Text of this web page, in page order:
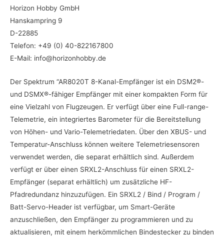
Horizon Hobby GmbH
Hanskampring 9
D-22885
Telefon: +49 (0) 40-822167800
E-Mail: info@horizonhobby.de
Der Spektrum “AR8020T 8-Kanal-Empfänger ist ein DSM2®-
und DSMX®-fähiger Empfänger mit einer kompakten Form für
eine Vielzahl von Flugzeugen. Er verfügt über eine Full-range-
Telemetrie, ein integriertes Barometer für die Bereitstellung
von Höhen- und Vario-Telemetriedaten. Über den XBUS- und
Temperatur-Anschluss können weitere Telemetriesensoren
verwendet werden, die separat erhältlich sind. Außerdem
verfügt er über einen SRXL2-Anschluss für einen SRXL2-
Empfänger (separat erhältlich) um zusätzliche HF-
Pfadredundanz hinzuzufügen. Ein SRXL2 / Bind / Program /
Batt-Servo-Header ist verfügbar, um Smart-Geräte
anzuschließen, den Empfänger zu programmieren und zu
aktualisieren, mit einem herkömmlichen Bindestecker zu binden